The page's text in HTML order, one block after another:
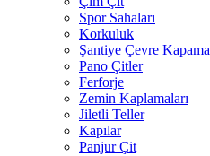
Spor Sahaları
Korkuluk
Şantiye Çevre Kapama
Pano Çitler
Ferforje
Zemin Kaplamaları
Jiletli Teller
Kapılar
Panjur Çit